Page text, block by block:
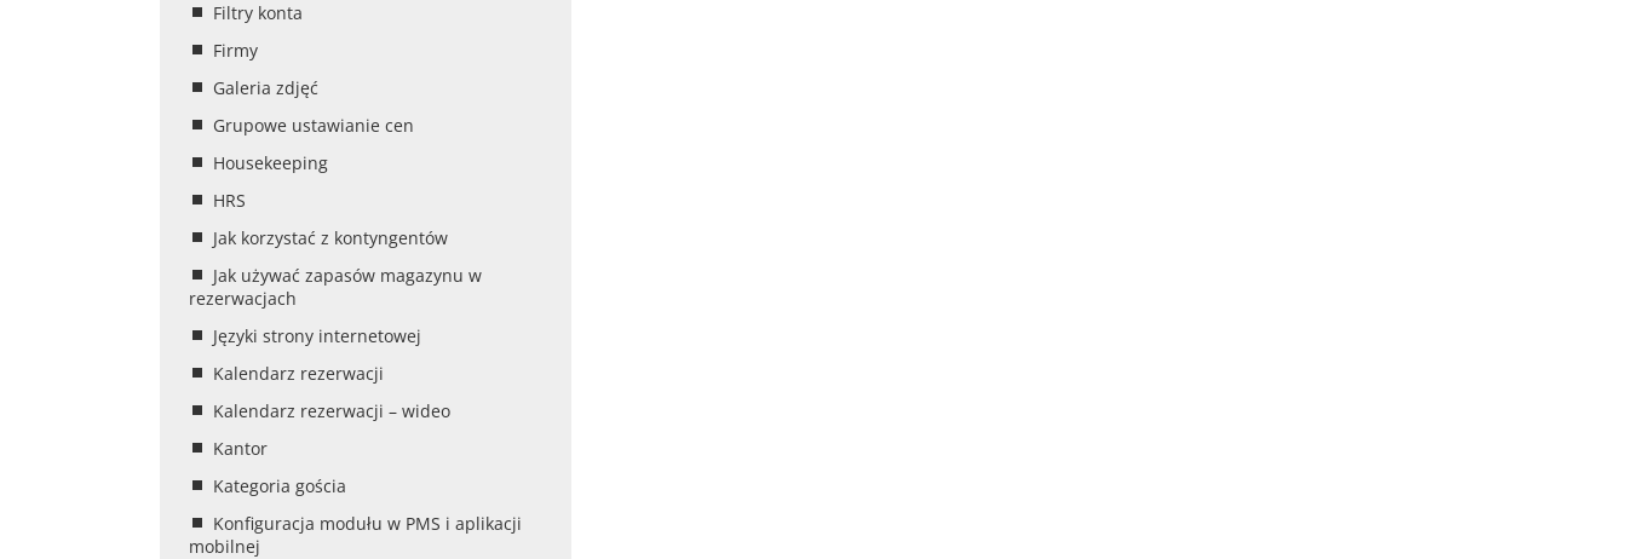
Filtry konta
Firmy
Galeria zdjęć
Grupowe ustawianie cen
Housekeeping
HRS
Jak korzystać z kontyngentów
Jak używać zapasów magazynu w
rezerwacjach
Języki strony internetowej
Kalendarz rezerwacji
Kalendarz rezerwacji – wideo
Kantor
Kategoria gościa
Konfiguracja modułu w PMS i aplikacji
mobilnej